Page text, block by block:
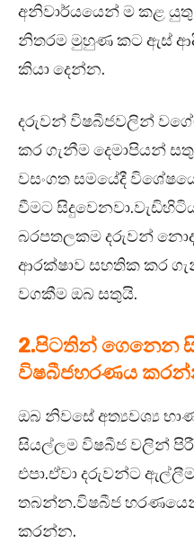
අනිවාර්යයෙන් ම කළ
නිතරම මුහුණ කට ඇස්
කියා දෙන්න.
දරුවන් විෂබීජවලින්
කර ගැනීම දෙමාපියන්
වසංගත සමයේදී
වීමට
බරපතලකම දරුවන්
ආරක්ෂාව සහතික කර
වගකීම ඔබ සතුයි.
2.පිටතින් ගෙනෙන
විෂබීජහරණය
ඔබ නිවසේ අත්‍යවශ්‍ය
සියල්ලම විෂබීජ වලින්
එපා.ඒවා දරුවන්ට
තබන්න.විෂබීජ
කරන්න.